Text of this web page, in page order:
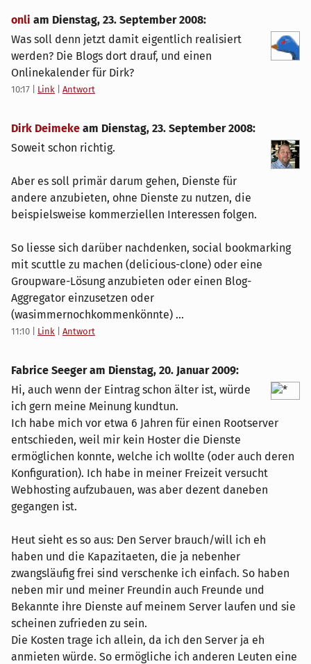
onli am Dienstag, 23. September 2008:
Was soll denn jetzt damit eigentlich realisiert
werden? Die Blogs dort drauf, und einen
Onlinekalender für Dirk?
10:17 Link Antwort
Dirk Deimeke am Dienstag, 23. September 2008:
Soweit schon richtig.
Aber es soll primär darum gehen, Dienste für
andere anzubieten, ohne Dienste zu nutzen, die
beispielsweise kommerziellen Interessen folgen.
So liesse sich darüber nachdenken, social bookmarking
mit scuttle zu machen (delicious-clone) oder eine
Groupware-Lösung anzubieten oder einen Blog-
Aggregator einzusetzen oder
(wasimmernochkommenkönnte) ...
11:10 Link Antwort
Fabrice Seeger am Dienstag, 20. Januar 2009:
Hi, auch wenn der Eintrag schon älter ist, würde
ich gern meine Meinung kundtun.
Ich habe mich vor etwa 6 Jahren für einen Rootserver
entschieden, weil mir kein Hoster die Dienste
ermöglichen konnte, welche ich wollte (oder auch deren
Konfiguration). Ich habe in meiner Freizeit versucht
Webhosting aufzubauen, was aber dezent daneben
gegangen ist.
Heut sieht es so aus: Den Server brauch/will ich eh
haben und die Kapazitaeten, die ja nebenher
zwangsläufig frei sind verschenke ich einfach. So haben
neben mir und meiner Freundin auch Freunde und
Bekannte ihre Dienste auf meinem Server laufen und sie
scheinen zufrieden zu sein.
Die Kosten trage ich allein, da ich den Server ja eh
anmieten würde. So ermögliche ich anderen Leuten eine